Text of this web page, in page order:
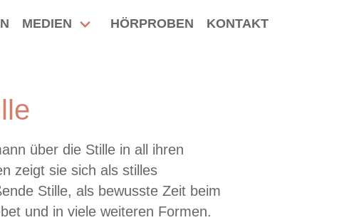
MEDIEN HÖRPROBEN KONTAKT
über die Stille in all ihren
zeigt sie sich als stilles
Stille, als bewusste Zeit beim
und in viele weiteren Formen.